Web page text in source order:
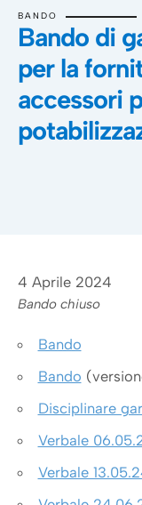
BANDO
Bando di
per la
accessori
4 Aprile 2024
Bando chiuso
Bando
Bando
Disciplinare
Verbale
Verbale